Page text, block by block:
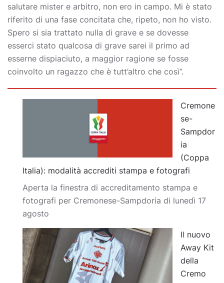
salutare mister e arbitro, non ero in campo. Mi è stato
riferito di una fase concitata che, ripeto, non ho visto.
Spero si sia trattato nulla di grave e se dovesse
esserci stato qualcosa di grave sarei il primo ad
esserne dispiaciuto, a maggior ragione se fosse
coinvolto un ragazzo che è tutt’altro che così”.
Cremone
se-
Sampdor
ia
(Coppa
Italia): modalità accrediti stampa e fotografi
Aperta la finestra di accreditamento stampa e
fotografi per Cremonese-Sampdoria di lunedì 17
agosto
Il nuovo
Away Kit
della
Cremo